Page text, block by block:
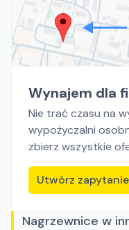
Wynajem dla
Nie trać czasu na
wypożyczalni
zbierz wszystkie
Utwórz
Nagrzewnice w